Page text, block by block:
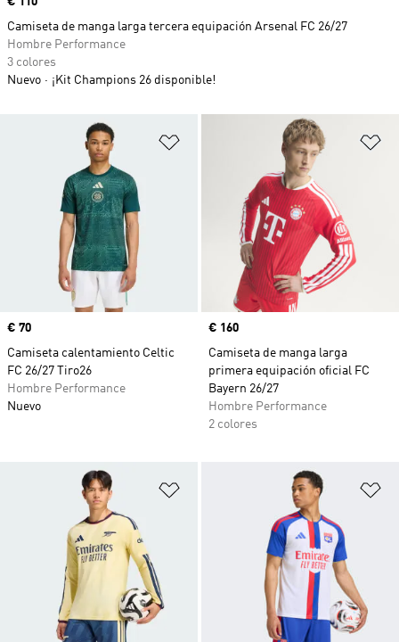
Añadir a la lista de deseos
Precio
€ 70
Camiseta calentamiento Celtic
FC 26/27 Tiro26
Hombre Performance
Nuevo
Precio
€ 160
Camiseta de manga larga
primera equipación oficial FC
Bayern 26/27
Hombre Performance
2 colores
Añadir a la lista de deseos
Camiseta de manga larga tercera equipación Arsenal FC 26/27
Hombre Performance
3 colores
Nuevo
¡Kit Champions 26 disponible!